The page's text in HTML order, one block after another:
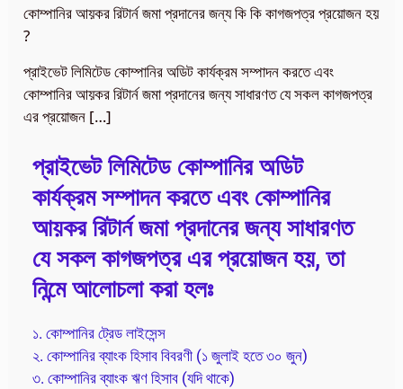
কোম্পানির আয়কর রিটার্ন জমা প্রদানের জন্য কি কি কাগজপত্র প্রয়োজন হয়
?
প্রাইভেট লিমিটেড কোম্পানির অডিট কার্যক্রম সম্পাদন করতে এবং
কোম্পানির আয়কর রিটার্ন জমা প্রদানের জন্য সাধারণত যে সকল কাগজপত্র
এর প্রয়োজন […]
প্রাইভেট লিমিটেড কোম্পানির অডিট
কার্যক্রম সম্পাদন করতে এবং কোম্পানির
আয়কর রিটার্ন জমা প্রদানের জন্য সাধারণত
যে সকল কাগজপত্র এর প্রয়োজন হয়, তা
নিন্মে আলোচলা করা হলঃ
১. কোম্পানির ট্রেড লাইসেন্স
২. কোম্পানির ব্যাংক হিসাব বিবরণী (১ জুলাই হতে ৩০ জুন)
৩. কোম্পানির ব্যাংক ঋণ হিসাব (যদি থাকে)